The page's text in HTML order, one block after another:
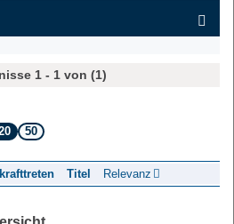
1 - 1 von (1)
50
Titel Relevanz